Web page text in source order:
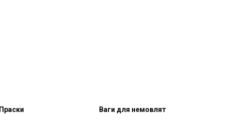
Праски Ваги для немовлят